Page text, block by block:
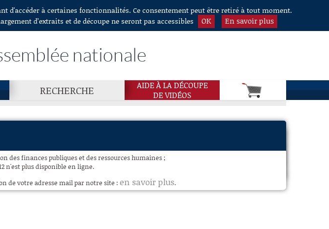
d'accéder à certaines fonctionnalités. Ce consentement peut être retiré à tout moment.
d’extraits et de découpe ne seront pas accessibles
OK En savoir plus
nationale
RECHERCHE
AIDE À LA DÉCOUPE
DE VIDÉOS
des finances publiques et des ressources humaines ;
n'est plus disponible en ligne.
de votre adresse mail par notre site : en savoir plus.